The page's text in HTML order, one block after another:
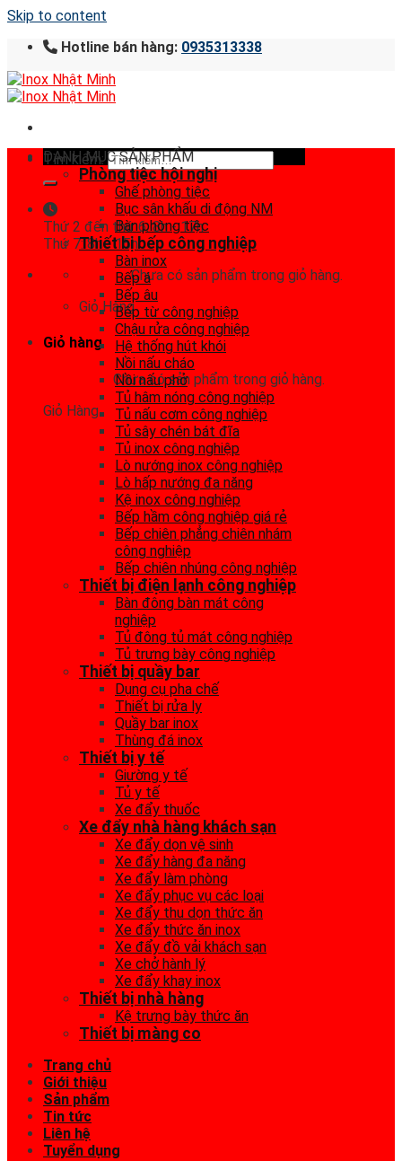
Skip to content
Hotline bán hàng: 0935313338
Tìm kiếm:
Thứ 2 đến thứ 6: 8h - 17h
Thứ 7: 8h - 15h
Chưa có sản phẩm trong giỏ hàng.
Giỏ Hàng
Giỏ hàng
Chưa có sản phẩm trong giỏ hàng.
Giỏ Hàng
DANH MỤC SẢN PHẨM
Phòng tiệc hội nghị
Ghế phòng tiệc
Bục sân khấu di động NM
Bàn phòng tiệc
Thiết bị bếp công nghiệp
Bàn inox
Bếp á
Bếp âu
Bếp từ công nghiệp
Chậu rửa công nghiệp
Hệ thống hút khói
Nồi nấu cháo
Nồi nấu phở
Tủ hâm nóng công nghiệp
Tủ nấu cơm công nghiệp
Tủ sây chén bát đĩa
Tủ inox công nghiệp
Lò nướng inox công nghiệp
Lò hấp nướng đa năng
Kệ inox công nghiệp
Bếp hầm công nghiệp giá rẻ
Bếp chiên phẳng chiên nhám
công nghiệp
Bếp chiên nhúng công nghiệp
Thiết bị điện lạnh công nghiệp
Bàn đông bàn mát công
nghiệp
Tủ đông tủ mát công nghiệp
Tủ trưng bày công nghiệp
Thiết bị quầy bar
Dụng cụ pha chế
Thiết bị rửa ly
Quầy bar inox
Thùng đá inox
Thiết bị y tế
Giường y tế
Tủ y tế
Xe đẩy thuốc
Xe đẩy nhà hàng khách sạn
Xe đẩy dọn vệ sinh
Xe đẩy hàng đa năng
Xe đẩy làm phòng
Xe đẩy phục vụ các loại
Xe đẩy thu dọn thức ăn
Xe đẩy thức ăn inox
Xe đẩy đồ vải khách sạn
Xe chở hành lý
Xe đẩy khay inox
Thiết bị nhà hàng
Kệ trưng bày thức ăn
Thiết bị màng co
Trang chủ
Giới thiệu
Sản phẩm
Tin tức
Liên hệ
Tuyển dụng